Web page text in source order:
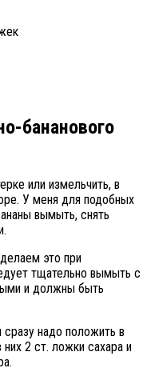
бананового
или измельчить, в
У меня для подобных
вымыть, снять
это при
тщательно вымыть с
и должны быть
надо положить в
2 ст. ложки сахара и